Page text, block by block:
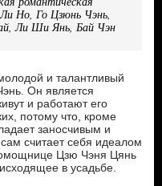
Но, Го Цзюнь Чэнь,
Ли Ши Янь, Бай Чэн
и талантливый
Он является
и работают его
потому что, кроме
заносчивым и
считает себя идеалом
Цзю Чэня Цянь
в усадьбе.